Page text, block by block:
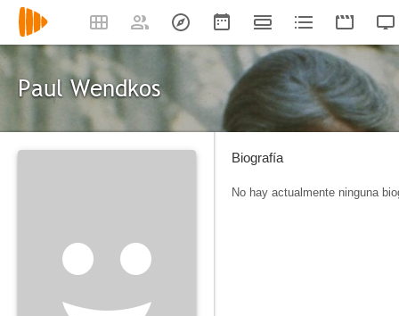
Paul Wendkos
Biografía
No hay actualmente ninguna